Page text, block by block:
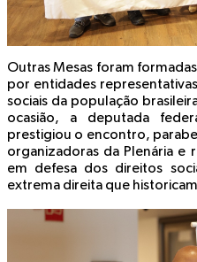
Outras Mesas foram
por entidades
sociais da população
ocasião, a deputada
prestigiou o encontro,
organizadoras da Plenária e
em defesa dos direitos
extrema direita que